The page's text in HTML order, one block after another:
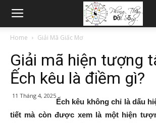
Home Giải Mã Giấc Mơ
Giải mã hiện tượng
Ếch kêu là điềm gì?
11 Tháng 4, 2025
Ếch kêu không chỉ là dấu
tiết mà còn được xem là một hiện